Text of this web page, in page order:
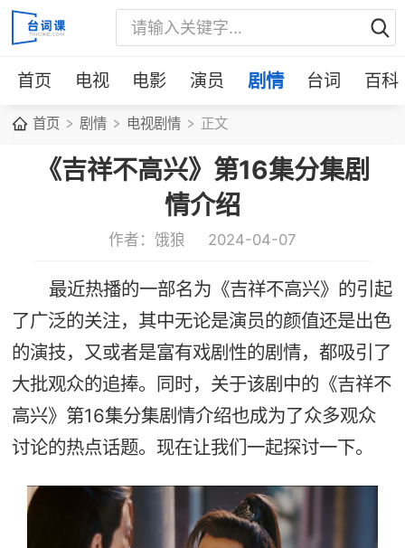
首页 电视 电影 演员 剧情 台词 百科
首页 剧情 电视剧情 正文
《吉祥不高兴》第16集分集剧
情介绍
作者：饿狼 2024-04-07
最近热播的一部名为《吉祥不高兴》的引起
了广泛的关注，其中无论是演员的颜值还是出色
的演技，又或者是富有戏剧性的剧情，都吸引了
大批观众的追捧。同时，关于该剧中的《吉祥不
高兴》第16集分集剧情介绍也成为了众多观众
讨论的热点话题。现在让我们一起探讨一下。